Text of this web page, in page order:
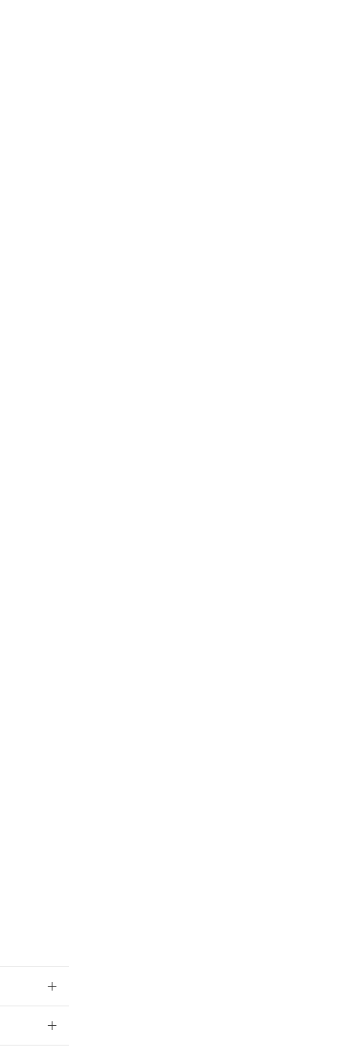
了承ください。
き作成されるも
をご了承くださ
御機器販売店・
ようお願いしま
ズにご登録され
社の共同利用者
です。
ありません。
です。
ず変更すること
1000ppm以下、
下、フタル酸ジブチ
はありません。
年1月12日よ
) : 1000ppm、
ない年数を意
要な手段を講じ
これらの製造装
ムロン制御